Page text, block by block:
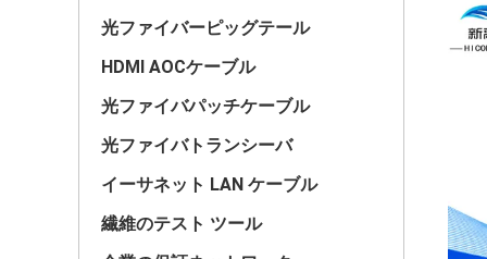
光ファイバーピッグテール
HDMI AOCケーブル
光ファイバパッチケーブル
光ファイバトランシーバ
イーサネット LAN ケーブル
繊維のテスト ツール